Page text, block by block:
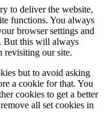
to deliver the website,
functions. You always
browser settings and
But this will always
revisiting our site.
but to avoid asking
a cookie for that. You
cookies to get a better
all set cookies in